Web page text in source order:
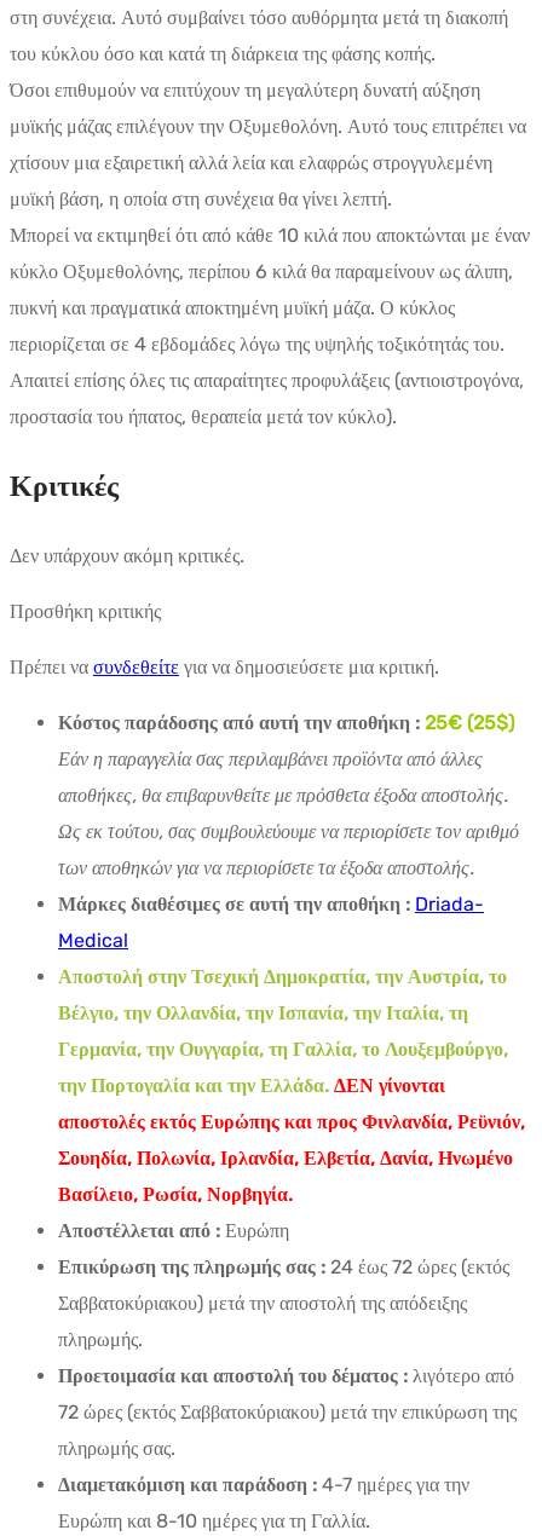
στη συνέχεια. Αυτό συμβαίνει τόσο αυθόρμητα μετά τη διακοπή
του κύκλου όσο και κατά τη διάρκεια της φάσης κοπής.
Όσοι επιθυμούν να επιτύχουν τη μεγαλύτερη δυνατή αύξηση
μυϊκής μάζας επιλέγουν την Οξυμεθολόνη. Αυτό τους επιτρέπει να
χτίσουν μια εξαιρετική αλλά λεία και ελαφρώς στρογγυλεμένη
μυϊκή βάση, η οποία στη συνέχεια θα γίνει λεπτή.
Μπορεί να εκτιμηθεί ότι από κάθε 10 κιλά που αποκτώνται με έναν
κύκλο Οξυμεθολόνης, περίπου 6 κιλά θα παραμείνουν ως άλιπη,
πυκνή και πραγματικά αποκτημένη μυϊκή μάζα. Ο κύκλος
περιορίζεται σε 4 εβδομάδες λόγω της υψηλής τοξικότητάς του.
Απαιτεί επίσης όλες τις απαραίτητες προφυλάξεις (αντιοιστρογόνα,
προστασία του ήπατος, θεραπεία μετά τον κύκλο).
Κριτικές
Δεν υπάρχουν ακόμη κριτικές.
Προσθήκη κριτικής
Πρέπει να συνδεθείτε για να δημοσιεύσετε μια κριτική.
Κόστος παράδοσης από αυτή την αποθήκη : 25€ (25$)
Εάν η παραγγελία σας περιλαμβάνει προϊόντα από άλλες
αποθήκες, θα επιβαρυνθείτε με πρόσθετα έξοδα αποστολής.
Ως εκ τούτου, σας συμβουλεύουμε να περιορίσετε τον αριθμό
των αποθηκών για να περιορίσετε τα έξοδα αποστολής.
Μάρκες διαθέσιμες σε αυτή την αποθήκη : Driada-
Medical
Αποστολή στην Τσεχική Δημοκρατία, την Αυστρία, το
Βέλγιο, την Ολλανδία, την Ισπανία, την Ιταλία, τη
Γερμανία, την Ουγγαρία, τη Γαλλία, το Λουξεμβούργο,
την Πορτογαλία και την Ελλάδα. ΔΕΝ γίνονται
αποστολές εκτός Ευρώπης και προς Φινλανδία, Ρεϋνιόν,
Σουηδία, Πολωνία, Ιρλανδία, Ελβετία, Δανία, Ηνωμένο
Βασίλειο, Ρωσία, Νορβηγία.
Αποστέλλεται από : Ευρώπη
Επικύρωση της πληρωμής σας : 24 έως 72 ώρες (εκτός
Σαββατοκύριακου) μετά την αποστολή της απόδειξης
πληρωμής.
Προετοιμασία και αποστολή του δέματος : λιγότερο από
72 ώρες (εκτός Σαββατοκύριακου) μετά την επικύρωση της
πληρωμής σας.
Διαμετακόμιση και παράδοση : 4-7 ημέρες για την
Ευρώπη και 8-10 ημέρες για τη Γαλλία.